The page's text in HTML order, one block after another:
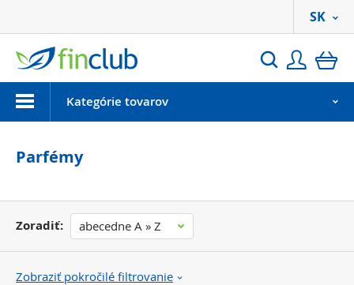
Hľadať
SK
MenuKategórie tovarov
Parfémy
Zoradiť: abecedne A » Z
Zobraziť pokročilé filtrovanie